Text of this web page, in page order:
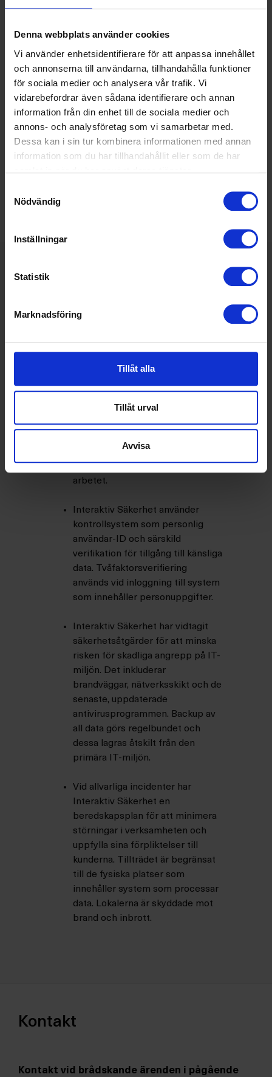
Denna webbplats använder cookies
Vi använder enhetsidentifierare för att anpassa innehållet
och annonserna till användarna, tillhandahålla funktioner
för sociala medier och analysera vår trafik. Vi
vidarebefordrar även sådana identifierare och annan
information från din enhet till de sociala medier och
annons- och analysföretag som vi samarbetar med.
Dessa kan i sin tur kombinera informationen med annan
information som du har tillhandahållit eller som de har
Nödvändig
Inställningar
Statistik
Marknadsföring
Tillåt alla
Tillåt urval
Avvisa
Information om tekniska
All data är skyddad från otillåten
radering. Graden av
konfidentialitet avgör vilka
Tillgång till konfidentiella eller
känsliga data är begränsad till
personer som arbetar vid
endast tillgång till den information
som behövs för att kunna utföra
arbetet.
Interaktiv Säkerhet använder
kontrollsystem som personlig
användar-ID och särskild
verifikation för tillgång till känsliga
data. Tvåfaktorsverifiering
används vid inloggning till system
som innehåller personuppgifter.
Interaktiv Säkerhet har vidtagit
säkerhetsåtgärder för att minska
risken för skadliga angrepp på IT-
miljön. Det inkluderar
brandväggar, nätverksskikt och de
senaste, uppdaterade
antivirusprogrammen. Backup av
all data görs regelbundet och
dessa lagras åtskilt från den
primära IT-miljön.
Vid allvarliga incidenter har
Interaktiv Säkerhet en
beredskapsplan för att minimera
störningar i verksamheten och
uppfylla sina förpliktelser till
kunderna. Tillträdet är begränsat
till de fysiska platser som
innehåller system som processar
data. Lokalerna är skyddade mot
brand och inbrott.
Kontakt
Kontakt vid brådskande ärenden i pågående